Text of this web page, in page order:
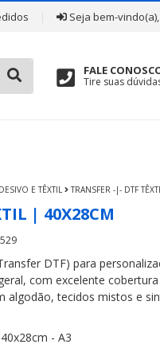
Seja bem-
FALE
Tire suas
E TÊXTIL TRANSFER -|- DTF
| 40X28CM
DTF) para
com excelente
algodão, tecidos mistos e
40x28cm - A3